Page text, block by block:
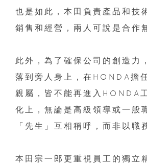
也是如此，本田負責產品和技
銷售和經營，兩人可說是合作
此外，為了確保公司的創造力
落到旁人身上，在HONDA擔
親屬，皆不能再進入HONDA
化上，無論是高級領導或一般
「先生」互相稱呼，而非以職
本田宗一郎更重視員工的獨立